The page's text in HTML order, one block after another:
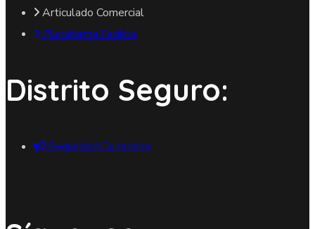
Articulado Comercial
Plataforma Facilita
Distrito Seguro:
Seguridad Ciudadana